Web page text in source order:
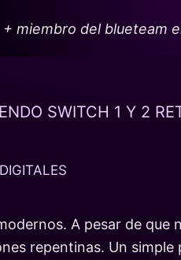
miembro del blueteam
SWITCH 1 Y 2
A pesar de
repentinas. Un